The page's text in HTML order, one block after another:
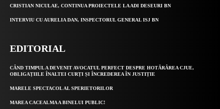
CRISTIAN NICULAE, CONTINUA PROIECTELE LA ADI DESEURI BN
INTERVIU CU AURELIA DAN, INSPECTORUL GENERAL ISJ BN
EDITORIAL
CÂND TIMPUL A DEVENIT AVOCATUL PERFECT DESPRE HOTĂRÂREA CJUE,
OBLIGAȚIILE ÎNALTEI CURȚI ȘI ÎNCREDEREA ÎN JUSTIȚIE
MARELE SPECTACOL AL SPERIETORILOR
MAREA CACEALMA A BINELUI PUBLIC!